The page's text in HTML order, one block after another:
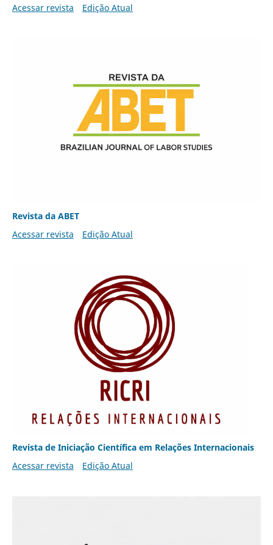
Acessar revista Edição Atual
Revista da ABET
Acessar revista
Edição Atual
Revista de Iniciação Científica em Relações Internacionais
Acessar revista
Edição Atual